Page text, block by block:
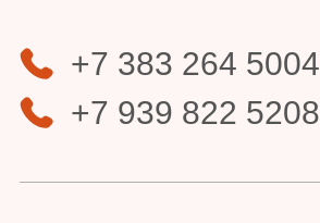
+7 383 264 5004
+7 939 822 5208